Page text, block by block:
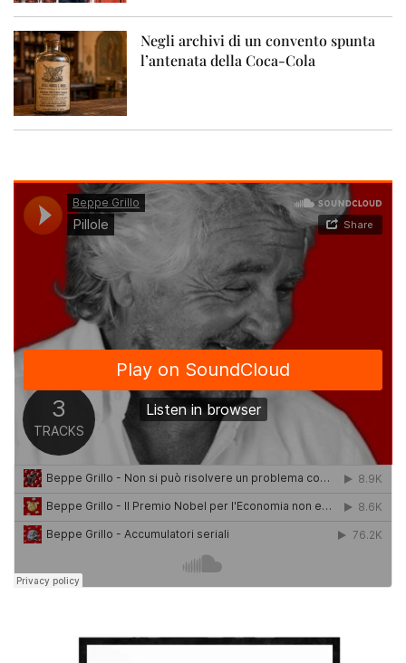
Negli archivi di un convento spunta
l’antenata della Coca-Cola